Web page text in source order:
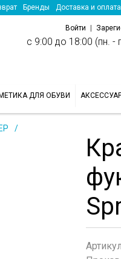
Бренды Доставка и оплата
Войти
с 9:00 до 18:00 (пн. -
ДЛЯ ОБУВИ